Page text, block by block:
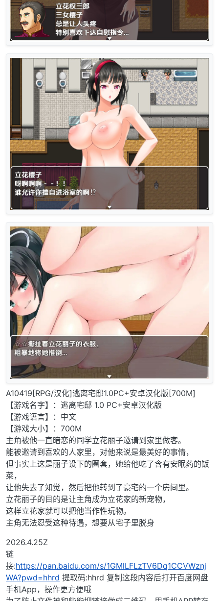
A10419[RPG/汉化]逃离宅邸1.0PC+安卓汉化版[700M]
【游戏名字】：逃离宅邸 1.0 PC+安卓汉化版
【游戏语言】：中文
【游戏大小】：700M
主角被他一直暗恋的同学立花丽子邀请到家里做客。
能被邀请到喜欢的人家里，对他来说是最美好的事情，
但事实上这是丽子设下的圈套，她给他吃了含有安眠药的饭
菜，
让他失去了知觉，然后把他转到了豪宅的一个房间里。
立花丽子的目的是让主角成为立花家的新宠物，
这样立花家就可以把他当作性玩物。
主角无法忍受这种待遇，想要从宅子里脱身
2026.4.25Z
链
接:https://pan.baidu.com/s/1GMlLFLzTV6Dq1CCVWznj
WA?pwd=hhrd 提取码:hhrd 复制这段内容后打开百度网盘
手机App，操作更方便哦